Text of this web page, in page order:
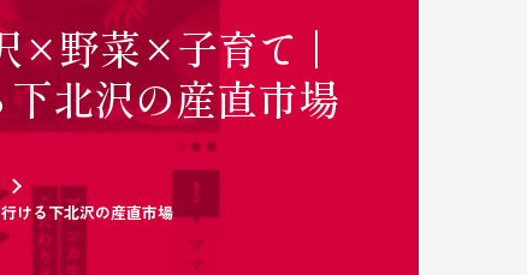
×野菜×子育て |
北沢の産直市場
ける下北沢の産直市場